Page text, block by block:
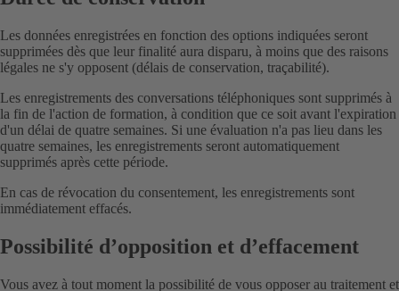
Les données enregistrées en fonction des options indiquées seront
supprimées dès que leur finalité aura disparu, à moins que des raisons
légales ne s'y opposent (délais de conservation, traçabilité).
Les enregistrements des conversations téléphoniques sont supprimés à
la fin de l'action de formation, à condition que ce soit avant l'expiration
d'un délai de quatre semaines. Si une évaluation n'a pas lieu dans les
quatre semaines, les enregistrements seront automatiquement
supprimés après cette période.
En cas de révocation du consentement, les enregistrements sont
immédiatement effacés.
Possibilité d’opposition et d’effacement
Vous avez à tout moment la possibilité de vous opposer au traitement et